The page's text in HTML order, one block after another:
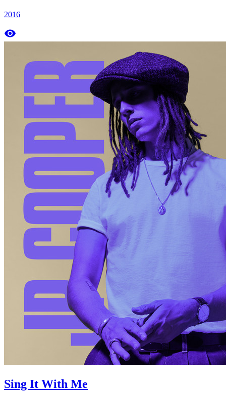
2016
remove_red_eye
Sing It With Me